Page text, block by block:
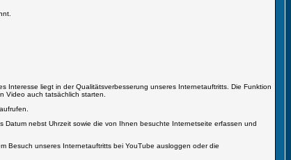
Interesse liegt in der Qualitätsverbesserung unseres Internetauftritts. Die Funktion
Video auch tatsächlich starten.
nebst Uhrzeit sowie die von Ihnen besuchte Internetseite erfassen und
Besuch unseres Internetauftritts bei YouTube ausloggen oder die